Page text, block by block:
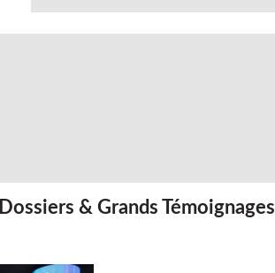
Dossiers & Grands Témoignages